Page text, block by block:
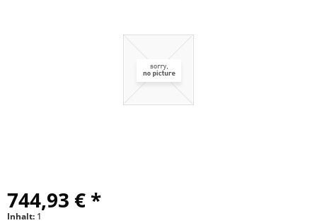
744,93 € *
Inhalt: 1